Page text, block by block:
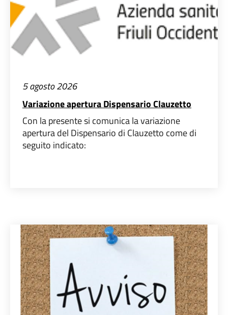
5 agosto 2026
Variazione apertura Dispensario Clauzetto
Con la presente si comunica la variazione
apertura del Dispensario di Clauzetto come di
seguito indicato: